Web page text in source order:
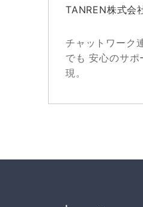
TANREN株式会
チャットワーク
でも 安心のサポ
現。